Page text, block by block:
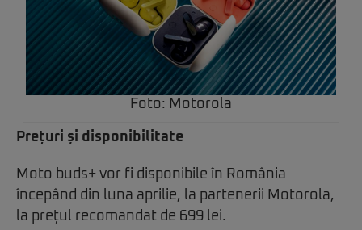
Foto: Motorola
Prețuri și disponibilitate
Moto buds+ vor fi disponibile în România
începând din luna aprilie, la partenerii Motorola,
la prețul recomandat de 699 lei.